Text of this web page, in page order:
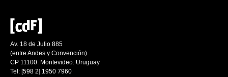
Av. 18 de Julio 885
(entre Andes y Convención)
CP 11100. Montevideo. Uruguay
Tel: [598 2] 1950 7960